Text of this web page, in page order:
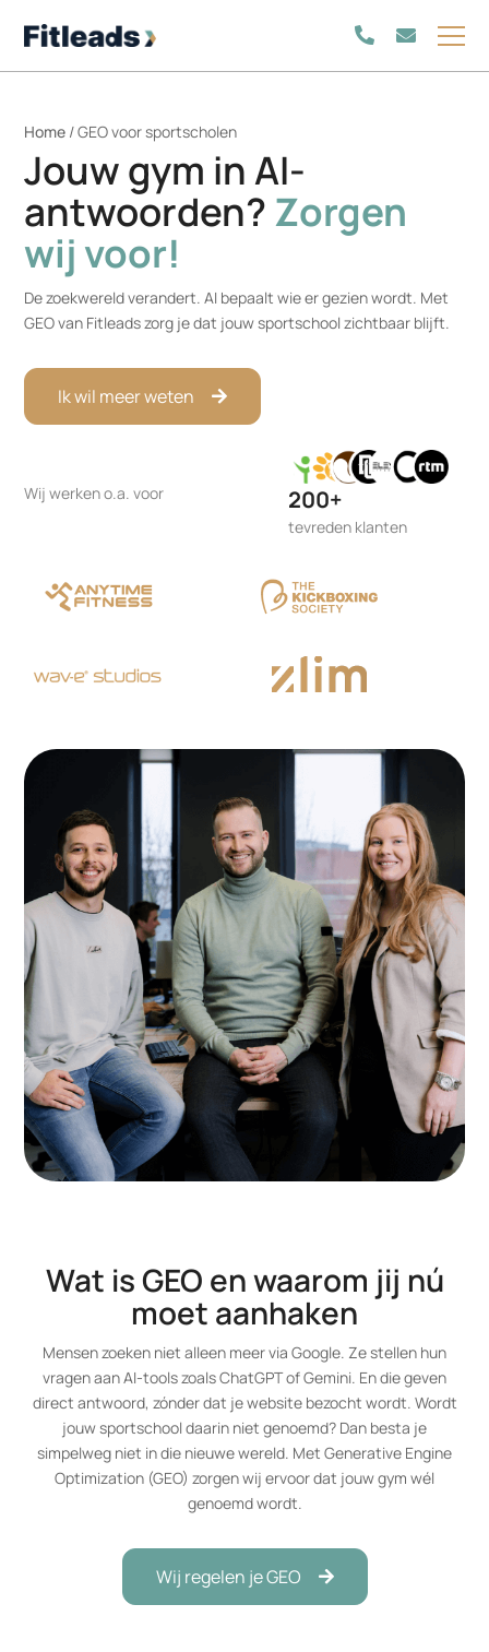
Home /GEO voor sportscholen
Jouw gym in AI-
antwoorden?Zorgen
wij voor!
De zoekwereld verandert. AI bepaalt wie er gezien wordt. Met
GEO van Fitleads zorg je dat jouw sportschool zichtbaar blijft.
Ik wil meer weten
Wij werken o.a. voor 200+
tevreden klanten
Wat is GEO en waarom jij nú
moet aanhaken
Mensen zoeken niet alleen meer via Google. Ze stellen hun
vragen aan AI-tools zoals ChatGPT of Gemini. En die geven
direct antwoord, zónder dat je website bezocht wordt. Wordt
jouw sportschool daarin niet genoemd? Dan besta je
simpelweg niet in die nieuwe wereld. Met Generative Engine
Optimization (GEO) zorgen wij ervoor dat jouw gym wél
genoemd wordt.
Wij regelen je GEO